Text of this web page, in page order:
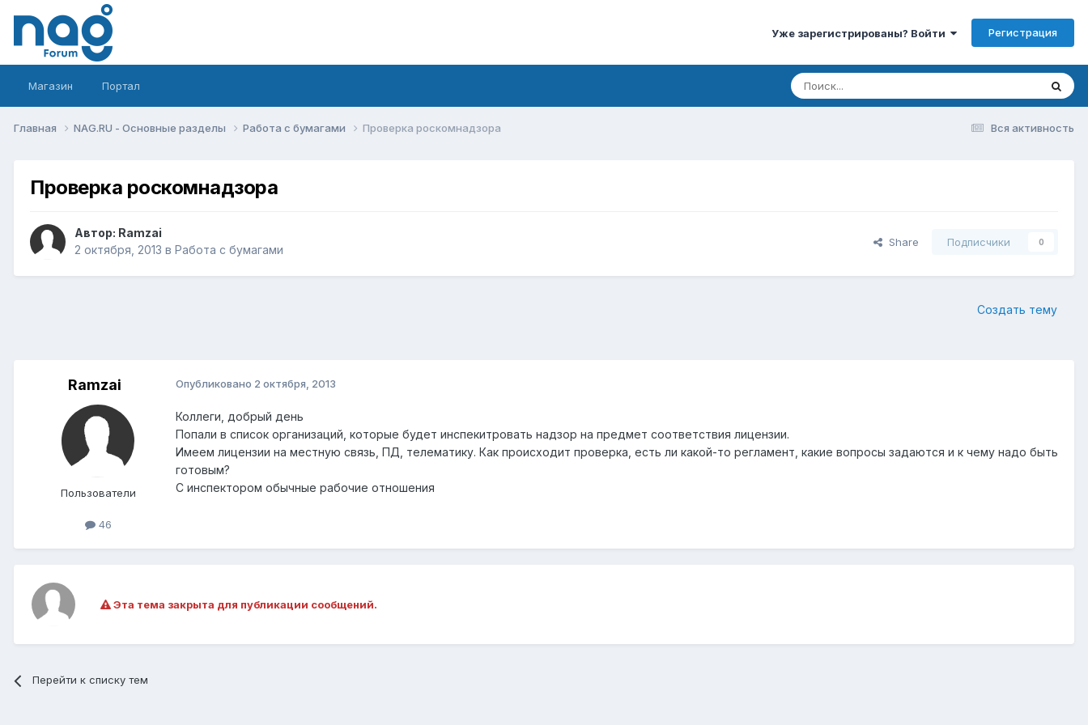
Уже зарегистрированы? Войти Регистрация
Магазин Портал
Вся активность
Главная NAG.RU - Основные разделы Работа с бумагами Проверка роскомнадзора
Проверка роскомнадзора
Автор: Ramzai
2 октября, 2013 в Работа с бумагами
Share Подписчики 0
Создать тему
Ramzai
Пользователи
46
Опубликовано 2 октября, 2013
Коллеги, добрый день
Попали в список организаций, которые будет инспекитровать надзор на предмет соответствия лицензии.
Имеем лицензии на местную связь, ПД, телематику. Как происходит проверка, есть ли какой-то регламент, какие вопросы задаются и к чему надо быть
готовым?
С инспектором обычные рабочие отношения
Эта тема закрыта для публикации сообщений.
Перейти к списку тем